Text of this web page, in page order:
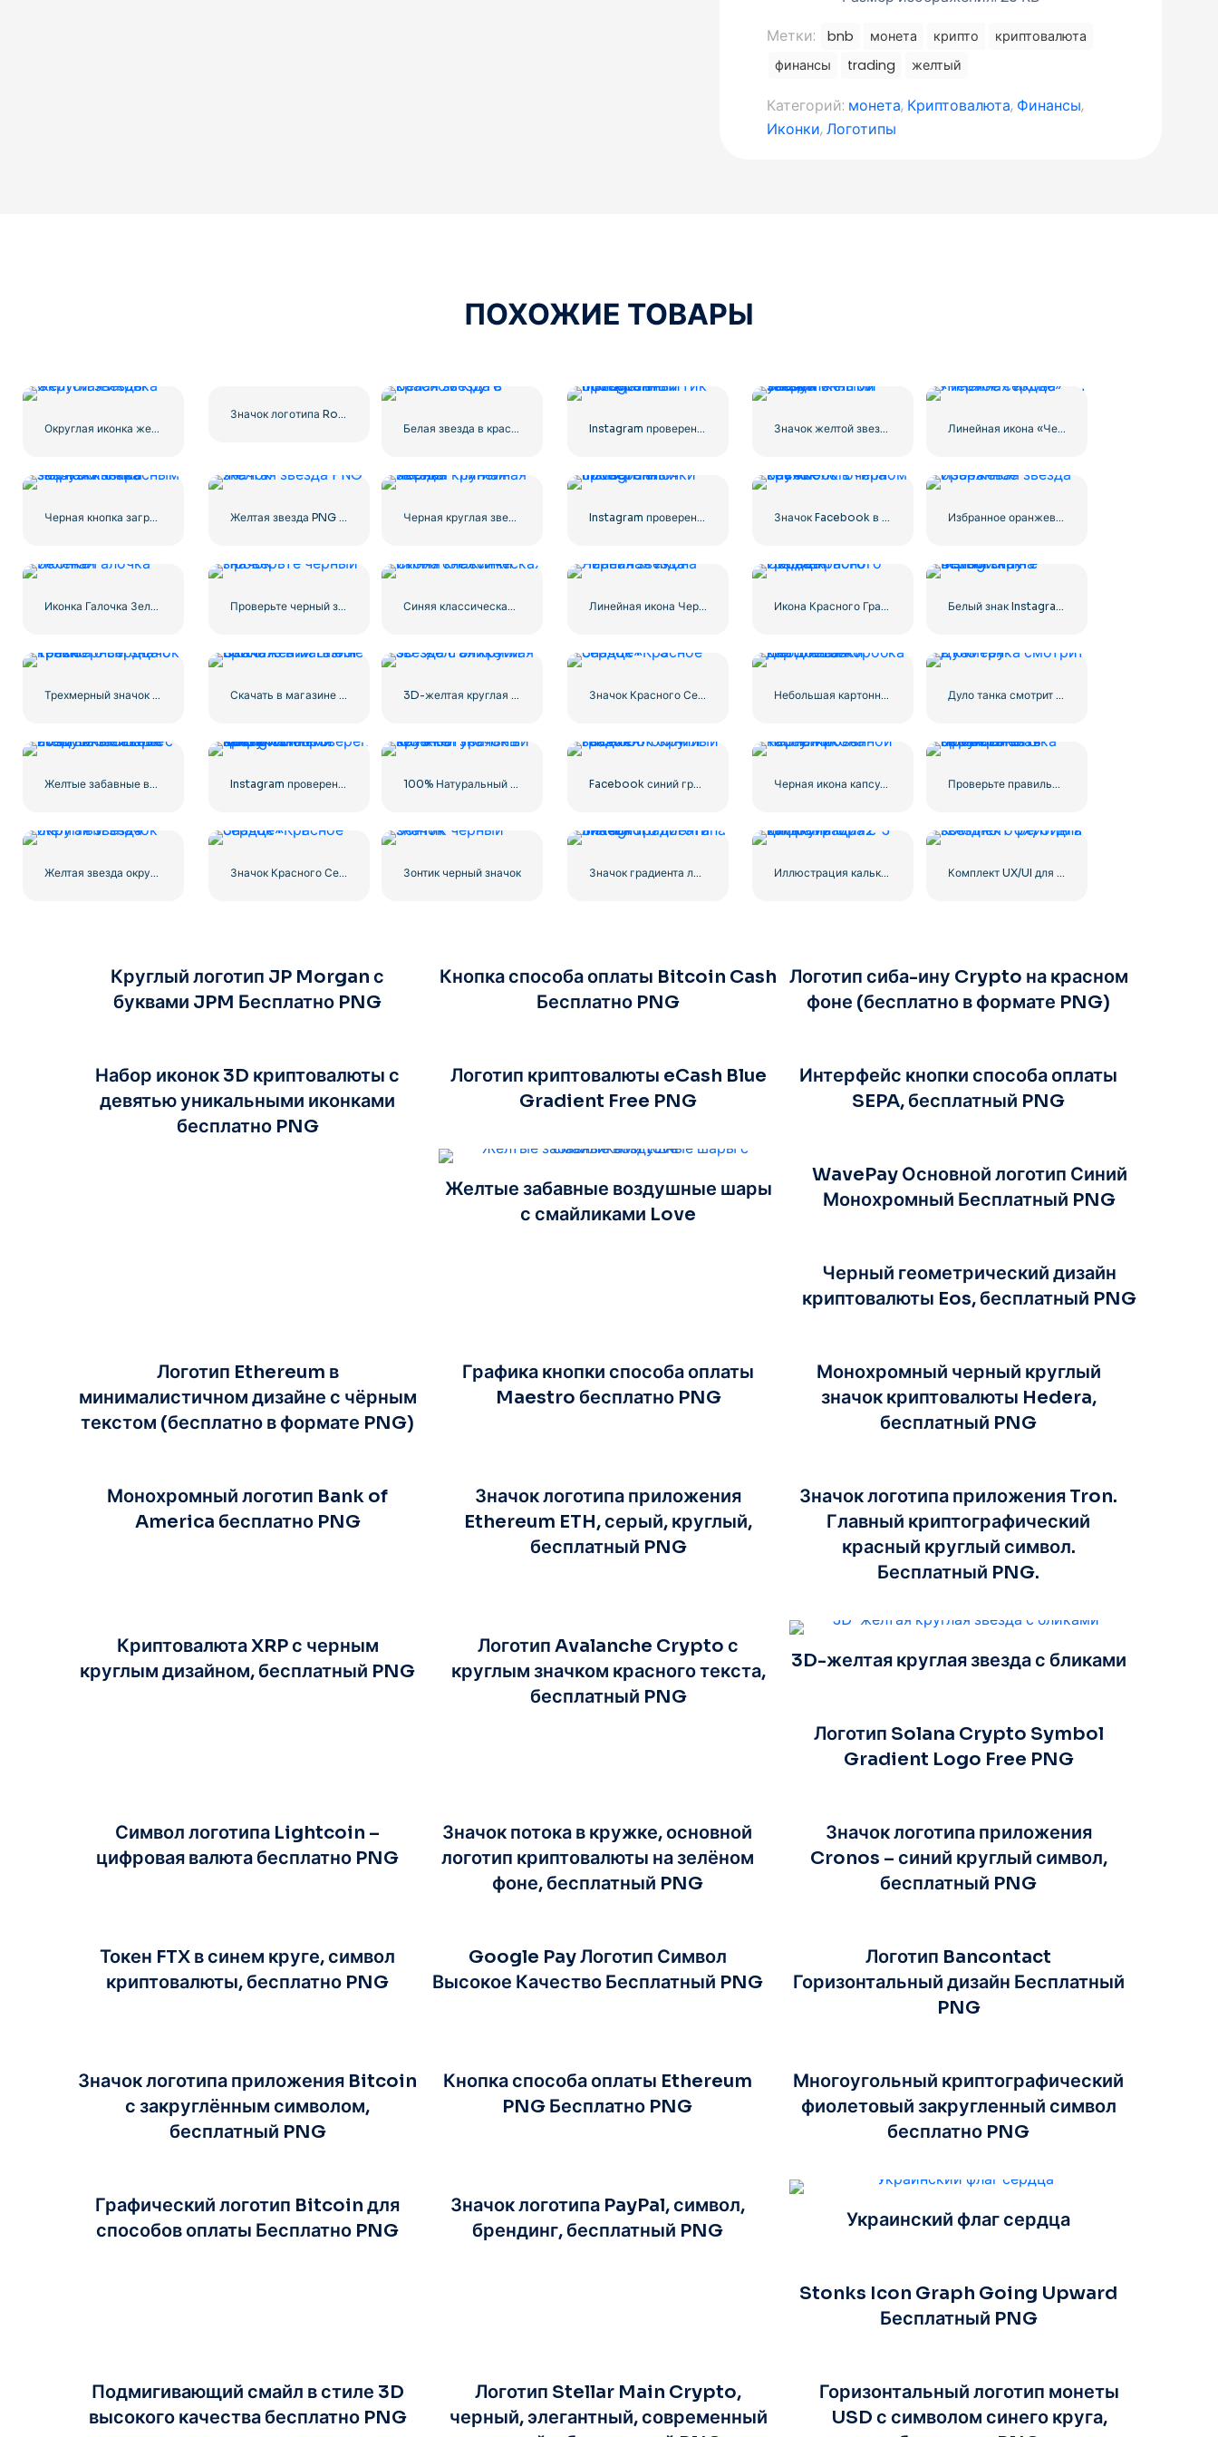
Метки:
bnb монета крипто
криптовалюта
финансы
trading желтый
Категорий: монета, Криптовалюта, Финансы,
Иконки,Логотипы
ПОХОЖИЕ ТОВАРЫ
Округлая иконка желтой звезды
Значок логотипа Roblox
Белая звезда в красном круге
Instagram проверенный тик официальный Значок желтой звезды с закругленными углами Линейная икона «Черное сердце» — 1
Черная кнопка загрузки с красным значком знака Желтая звезда PNG значок Черная круглая звезда — линейная иконка Instagram проверенный символ галочки Значок Facebook в черном кружке Избранное оранжевая звезда
Иконка Галочка Зеленая Проверьте черный значок Синяя классическая икона снежинки Линейная икона Черная звезда Икона Красного Градиентного Сердца Белый знак Instagram на черном круге
Трехмерный значок красного сердца с тенью Скачать в магазине приложений Linear Button 3D-желтая круглая звезда с бликами Значок Красного Сердца – 3 Небольшая картонная коробка для доставки Дуло танка смотрит в камеру
Желтые забавные воздушные шары с смайликами Love Instagram проверен галочкой с закругленными краями синего цвета 100% Натуральный зеленый значок в кружке Facebook синий градиент округлый значок Черная икона капсулированной таблетки Проверьте правильность округленного зеленого значка
Желтая звезда округлый значок Значок Красного Сердца – 1 Зонтик черный значок Значок градиента линейного логотипа Instagram Иллюстрация калькулятора с цифрами 0-1-2-3 Комплект UX/UI для звездного рейтинга
Круглый логотип JP Morgan с
буквами JPM Бесплатно PNG
Кнопка способа оплаты Bitcoin Cash
Бесплатно PNG
Логотип сиба-ину Crypto на красном
фоне (бесплатно в формате PNG)
Набор иконок 3D криптовалюты с
девятью уникальными иконками
бесплатно PNG
Логотип криптовалюты eCash Blue
Gradient Free PNG
Интерфейс кнопки способа оплаты
SEPA, бесплатный PNG
Желтые забавные воздушные шары
с смайликами Love
WavePay Основной логотип Синий
Монохромный Бесплатный PNG
Черный геометрический дизайн
криптовалюты Eos, бесплатный PNG
Логотип Ethereum в
минималистичном дизайне с чёрным
текстом (бесплатно в формате PNG)
Графика кнопки способа оплаты
Maestro бесплатно PNG
Монохромный черный круглый
значок криптовалюты Hedera,
бесплатный PNG
Монохромный логотип Bank of
America бесплатно PNG
Значок логотипа приложения
Ethereum ETH, серый, круглый,
бесплатный PNG
Значок логотипа приложения Tron.
Главный криптографический
красный круглый символ.
Бесплатный PNG.
Криптовалюта XRP с черным
круглым дизайном, бесплатный PNG
Логотип Avalanche Crypto с
круглым значком красного текста,
бесплатный PNG
3D-желтая круглая звезда с бликами
Логотип Solana Crypto Symbol
Gradient Logo Free PNG
Символ логотипа Lightcoin –
цифровая валюта бесплатно PNG
Значок потока в кружке, основной
логотип криптовалюты на зелёном
фоне, бесплатный PNG
Значок логотипа приложения
Cronos – синий круглый символ,
бесплатный PNG
Токен FTX в синем круге, символ
криптовалюты, бесплатно PNG
Google Pay Логотип Символ
Высокое Качество Бесплатный PNG
Логотип Bancontact
Горизонтальный дизайн Бесплатный
PNG
Значок логотипа приложения Bitcoin
с закруглённым символом,
бесплатный PNG
Кнопка способа оплаты Ethereum
PNG Бесплатно PNG
Многоугольный криптографический
фиолетовый закругленный символ
бесплатно PNG
Графический логотип Bitcoin для
способов оплаты Бесплатно PNG
Значок логотипа PayPal, символ,
брендинг, бесплатный PNG
Украинский флаг сердца
Stonks Icon Graph Going Upward
Бесплатный PNG
Подмигивающий смайл в стиле 3D
высокого качества бесплатно PNG
Логотип Stellar Main Crypto,
черный, элегантный, современный
Горизонтальный логотип монеты
USD с символом синего круга,